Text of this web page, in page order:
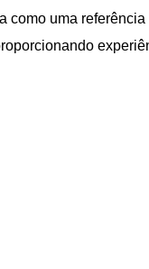
como uma